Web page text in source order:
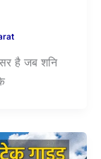
है जब शनि